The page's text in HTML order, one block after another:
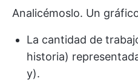
Analicémoslo. Un
La cantidad de
historia)
y).